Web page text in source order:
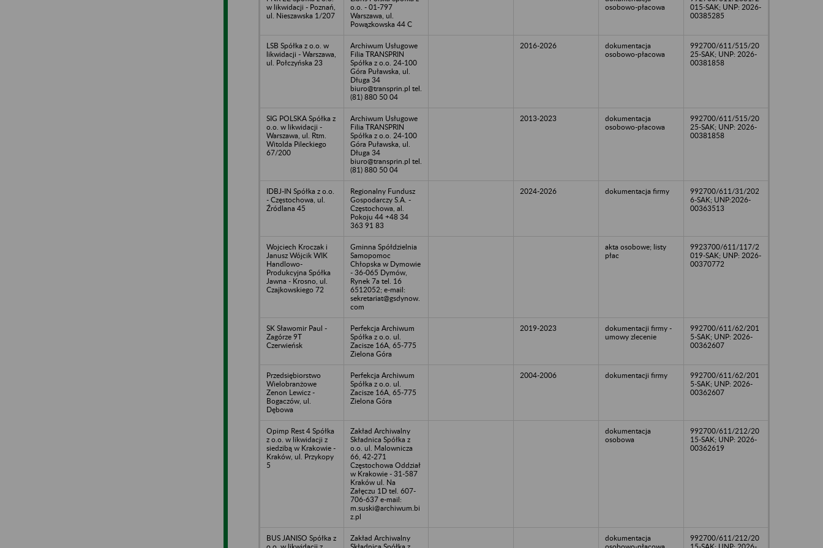
w likwidacji - Poznań,
ul. Nieszawska 1/207
o.o. - 01-797
Warszawa, ul.
Powązkowska 44 C
osobowo-płacowa
015-SAK; UNP: 2026-
00385285
LSB Spółka z o.o. w
likwidacji - Warszawa,
ul. Połczyńska 23
Archiwum Usługowe
Filia TRANSPRIN
Spółka z o.o. 24-100
Góra Puławska, ul.
Długa 34
biuro@transprin.pl tel.
(81) 880 50 04
2016-2026
dokumentacja
osobowo-płacowa
992700/611/515/20
25-SAK; UNP: 2026-
00381858
SIG POLSKA Spółka z
o.o. w likwidacji -
Warszawa, ul. Rtm.
Witolda Pileckiego
67/200
Archiwum Usługowe
Filia TRANSPRIN
Spółka z o.o. 24-100
Góra Puławska, ul.
Długa 34
biuro@transprin.pl tel.
(81) 880 50 04
2013-2023
dokumentacja
osobowo-płacowa
992700/611/515/20
25-SAK; UNP: 2026-
00381858
IDBJ-IN Spółka z o.o.
- Częstochowa, ul.
Źródlana 45
Regionalny Fundusz
Gospodarczy S.A. -
Częstochowa, al.
Pokoju 44 +48 34
363 91 83
2024-2026 dokumentacja firmy
992700/611/31/202
6-SAK; UNP:2026-
00363513
Wojciech Kroczak i
Janusz Wójcik WIK
Handlowo-
Produkcyjna Spółka
Jawna - Krosno, ul.
Czajkowskiego 72
Gminna Spółdzielnia
Samopomoc
Chłopska w Dymowie
- 36-065 Dymów,
Rynek 7a tel. 16
6512052; e-mail:
sekretariat@gsdynow.
com
akta osobowe; listy
płac
9923700/611/117/2
019-SAK; UNP: 2026-
00370772
SK Sławomir Paul -
Zagórze 9T
Czerwieńsk
Perfekcja Archiwum
Spółka z o.o. ul.
Zacisze 16A, 65-775
Zielona Góra
2019-2023
dokumentacji firmy -
umowy zlecenie
992700/611/62/201
5-SAK; UNP: 2026-
00362607
Przedsiębiorstwo
Wielobranżowe
Zenon Lewicz -
Bogaczów, ul.
Dębowa
Perfekcja Archiwum
Spółka z o.o. ul.
Zacisze 16A, 65-775
Zielona Góra
2004-2006 dokumentacji firmy
992700/611/62/201
5-SAK; UNP: 2026-
00362607
Opimp Rest 4 Spółka
z o.o. w likwidacji z
siedzibą w Krakowie -
Kraków, ul. Przykopy
5
Zakład Archiwalny
Składnica Spółka z
o.o. ul. Malownicza
66, 42-271
Częstochowa Oddział
w Krakowie - 31-587
Kraków ul. Na
Załęczu 1D tel. 607-
706-637 e-mail:
m.suski@archiwum.bi
z.pl
dokumentacja
osobowa
992700/611/212/20
15-SAK; UNP: 2026-
00362619
BUS JANISO Spółka z
Zakład Archiwalny
dokumentacja
992700/611/212/20